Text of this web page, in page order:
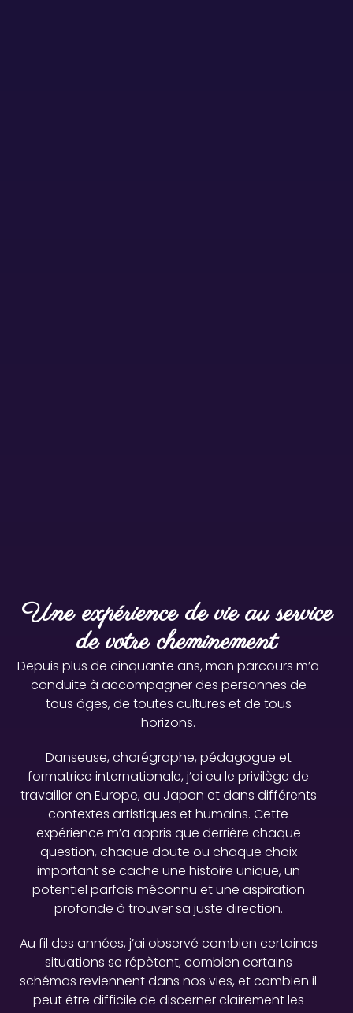
Une expérience de vie au service
de votre cheminement
Depuis plus de cinquante ans, mon parcours m’a
conduite à accompagner des personnes de
tous âges, de toutes cultures et de tous
horizons.
Danseuse, chorégraphe, pédagogue et
formatrice internationale, j’ai eu le privilège de
travailler en Europe, au Japon et dans différents
contextes artistiques et humains. Cette
expérience m’a appris que derrière chaque
question, chaque doute ou chaque choix
important se cache une histoire unique, un
potentiel parfois méconnu et une aspiration
profonde à trouver sa juste direction.
Au fil des années, j’ai observé combien certaines
situations se répètent, combien certains
schémas reviennent dans nos vies, et combien il
peut être difficile de discerner clairement les